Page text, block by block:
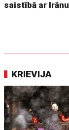
saistībā ar Irānu
KRIEVIJA